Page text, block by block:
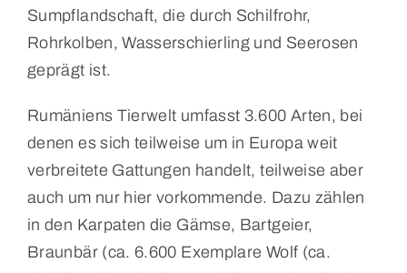
Sumpflandschaft, die durch Schilfrohr,
Rohrkolben, Wasserschierling und Seerosen
geprägt ist.
Rumäniens Tierwelt umfasst 3.600 Arten, bei
denen es sich teilweise um in Europa weit
verbreitete Gattungen handelt, teilweise aber
auch um nur hier vorkommende. Dazu zählen
in den Karpaten die Gämse, Bartgeier,
Braunbär (ca. 6.600 Exemplare Wolf (ca.